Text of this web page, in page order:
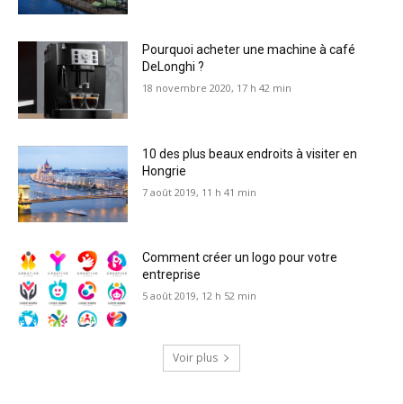
Pourquoi acheter une machine à café
DeLonghi ?
18 novembre 2020, 17 h 42 min
10 des plus beaux endroits à visiter en
Hongrie
7 août 2019, 11 h 41 min
Comment créer un logo pour votre
entreprise
5 août 2019, 12 h 52 min
Voir plus